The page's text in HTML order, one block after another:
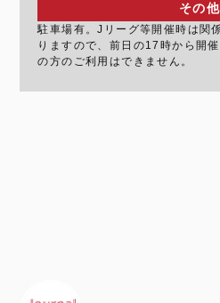
その他
駐車場有。Jリーグ等開催時は関
りますので、前日の17時から開
の方のご利用はできません。